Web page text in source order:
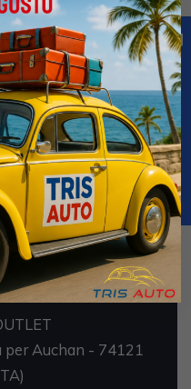
SRL
Auchan - 74121
per Auchan - 74121